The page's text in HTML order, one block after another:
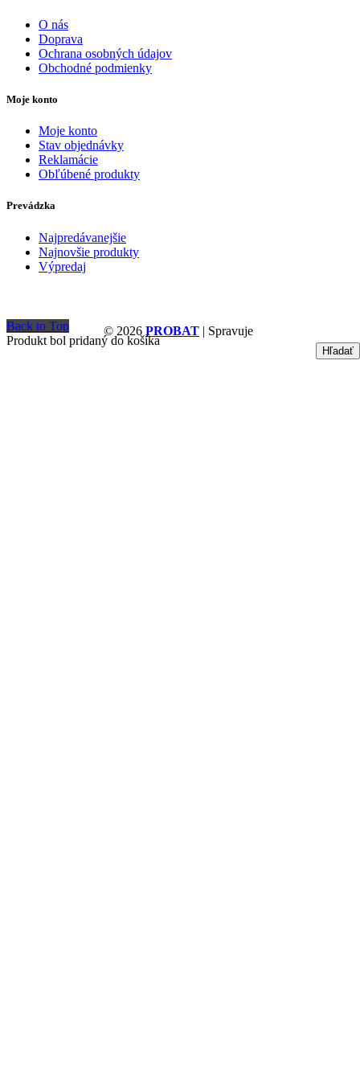
O nás
Doprava
Ochrana osobných údajov
Obchodné podmienky
Moje konto
Moje konto
Stav objednávky
Reklamácie
Obľúbené produkty
Prevádzka
Najpredávanejšie
Najnovšie produkty
Výpredaj
© 2026 PROBAT | Spravuje
Back to Top
Produkt bol pridaný do košíka